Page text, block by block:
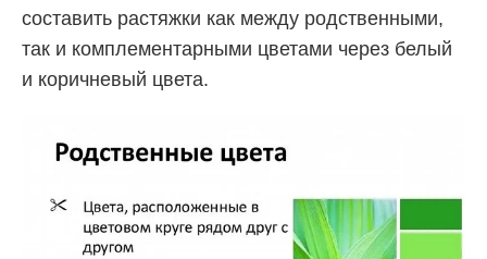
составить растяжки как между родственными,
так и комплементарными цветами через белый
и коричневый цвета.